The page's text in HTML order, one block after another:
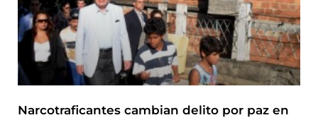
Narcotraficantes cambian delito por paz en